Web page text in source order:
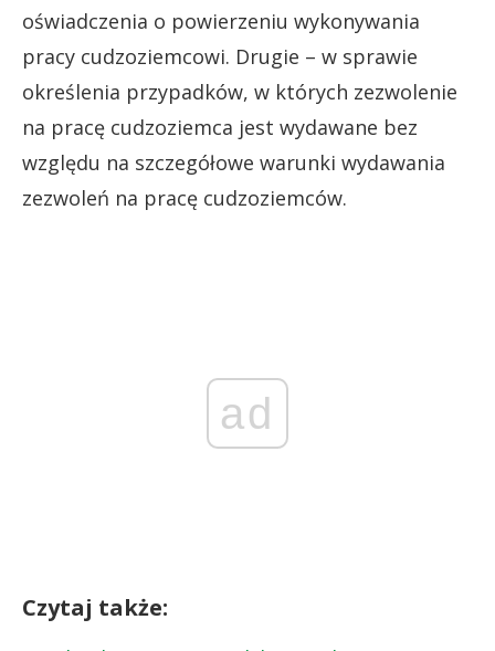
oświadczenia o powierzeniu wykonywania
pracy cudzoziemcowi. Drugie – w sprawie
określenia przypadków, w których zezwolenie
na pracę cudzoziemca jest wydawane bez
względu na szczegółowe warunki wydawania
zezwoleń na pracę cudzoziemców.
ad
Czytaj także: